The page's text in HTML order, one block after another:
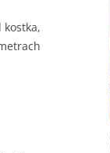
kostka,